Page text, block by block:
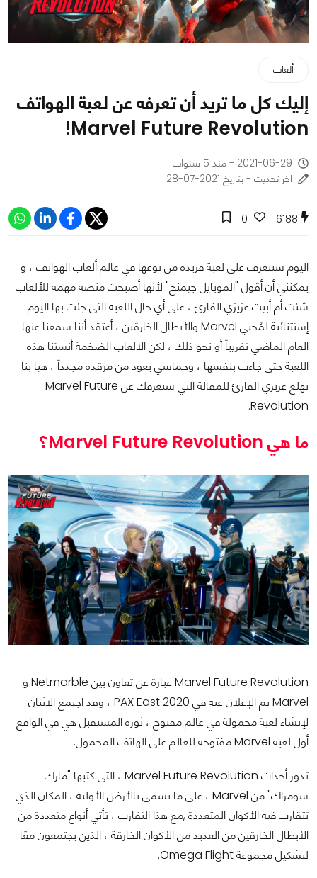
ألعاب
إليك كل ما تريد أن تعرفه عن لعبة الهواتف
Marvel Future Revolution!
2021-06-29 - منذ 5 سنوات
اخر تحديث - بتاريخ 2021-07-28
6188
0
اليوم سنتعرف على لعبة فريدة من نوعها في عالم ألعاب الهواتف ، و
يمكنني أن أقول "الموبايل جيمنج" لأنها أصبحت منصة مهمة للألعاب
شئت أم أبيت عزيزي القارئ ، على أي حال اللعبة التي جئت بها اليوم
إستثنائية لمُحبي Marvel والأبطال الخارقين ، أعتقد أننا سمعنا عنها
العام الماضي تقريباً أو نحو ذلك ، لكن الألعاب الضخمة أنستنا هذه
اللعبة حتى جاءت بنفسها ، وحماسي يعود من مرقده مجدداً ، هيا بنا
نهلع عزيزي القارئ للمقالة التي ستعرفك عن Marvel Future
Revolution.
ما هي Marvel Future Revolution؟
Marvel Future Revolution عبارة عن تعاون بين Netmarble و
Marvel تم الإعلان عنه في PAX East 2020 ، وقد اجتمع الاثنان
لإنشاء لعبة محمولة في عالم مفتوح ، ثورة المستقبل هي في الواقع
أول لعبة Marvel مفتوحة للعالم على الهاتف المحمول.
تدور أحداث Marvel Future Revolution ، التي كتبها "مارك
سومراك" من Marvel ، على ما يسمى بالأرض الأولية ، المكان الذي
تتقارب فيه الأكوان المتعددة ,مع هذا التقارب ، تأتي أنواع متعددة من
الأبطال الخارقين من العديد من الأكوان الخارقة ، الذين يجتمعون معًا
لتشكيل مجموعة Omega Flight.